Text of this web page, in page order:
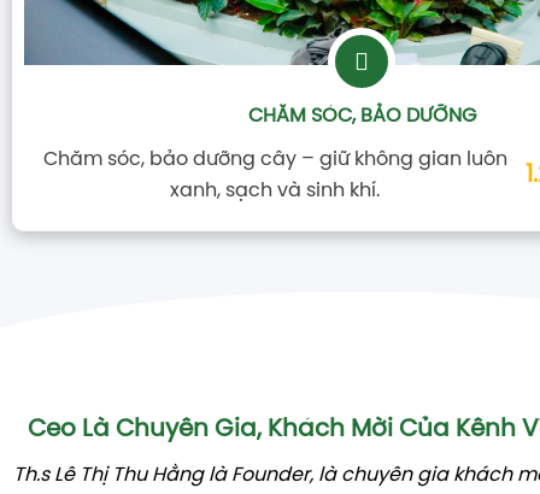
CHĂM SÓC, BẢO DƯỠNG
Chăm sóc, bảo dưỡng cây – giữ không gian luôn
xanh, sạch và sinh khí.
Ceo Là Chuyên Gia, Khách Mời Của Kênh
Th.s Lê Thị Thu Hằng là Founder, là chuyên gia khách